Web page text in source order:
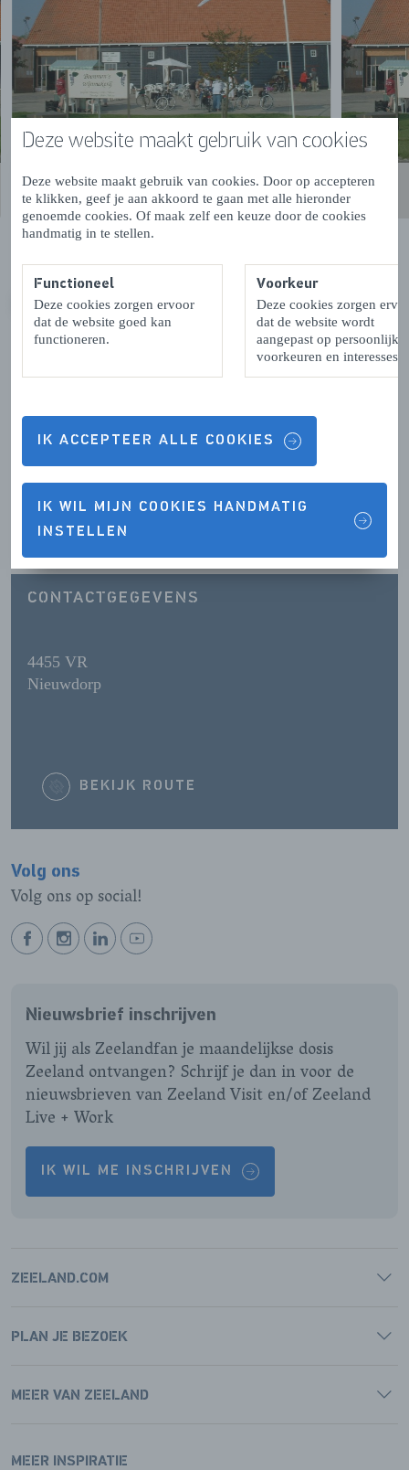
Deze website maakt gebruik van cookies
Deze website maakt gebruik van cookies. Door op accepteren
te klikken, geef je aan akkoord te gaan met alle hieronder
genoemde cookies. Of maak zelf een keuze door de cookies
handmatig in te stellen.
Functioneel
Deze cookies zorgen ervoor
dat de website goed kan
functioneren.
Voorkeur
Deze cookies zorgen
dat de website wordt
aangepast op persoonlijke
voorkeuren en interesses.
IK ACCEPTEER ALLE COOKIES
IK WIL MIJN COOKIES HANDMATIG
INSTELLEN
VORIGEVOLGENDE
Contactgegevens & Openingstijden
OPENINGSTIJDEN
CONTACTGEGEVENS
4455 VR
Nieuwdorp
BEKIJK ROUTE
Volg ons
Volg ons op social!
BEKIJK
PAGINA
BEKIJK
PAGINA
BEKIJK
PAGINA
BEKIJK
PAGINA
Nieuwsbrief inschrijven
Wil jij als Zeelandfan je maandelijkse dosis
Zeeland ontvangen? Schrijf je dan in voor de
nieuwsbrieven van Zeeland Visit en/of Zeeland
Live + Work
IK WIL ME INSCHRIJVEN
ZEELAND.COM
PLAN JE BEZOEK
MEER VAN ZEELAND
MEER INSPIRATIE